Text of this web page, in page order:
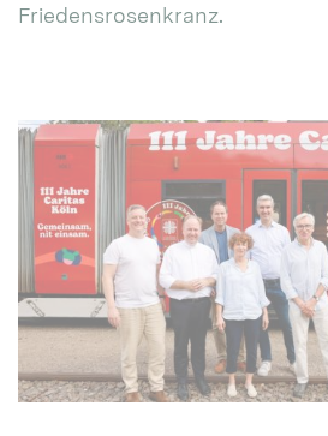
Friedensrosenkranz.